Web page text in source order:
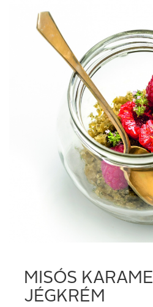
MISÓS
JÉGKRÉM